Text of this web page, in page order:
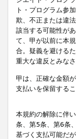
ト・プログラム参
欺、不正または違
該当する可能性が
て、甲が以前に本
合。疑義を避ける
重大な違反とみなさ
甲は、正確な金額
支払いを保留するこ
本規約の解除に伴
条、第5条、第6条
基づく支払可能だ